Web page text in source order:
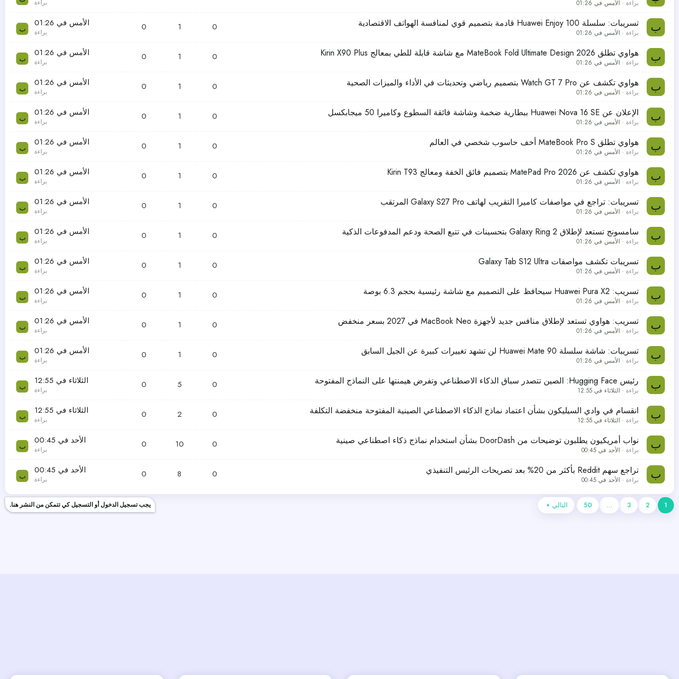
براءة الأمس في 01:26 براءة
ب تسريبات: سلسلة Huawei Enjoy 100 قادمة بتصميم قوي لمنافسة الهواتف الاقتصادية
براءة الأمس في 01:26
0
1
0 الأمس في 01:26
براءة ب
ب هواوي تطلق MateBook Fold Ultimate Design 2026 مع شاشة قابلة للطي بمعالج Kirin X90 Plus
براءة الأمس في 01:26
0
1
0 الأمس في 01:26
براءة ب
ب هواوي تكشف عن Watch GT 7 Pro بتصميم رياضي وتحديثات في الأداء والميزات الصحية
براءة الأمس في 01:26
0
1
0 الأمس في 01:26
براءة ب
ب الإعلان عن Huawei Nova 16 SE ببطارية ضخمة وشاشة فائقة السطوع وكاميرا 50 ميجابكسل
براءة الأمس في 01:26
0
1
0 الأمس في 01:26
براءة ب
ب هواوي تطلق MateBook Pro S أخف حاسوب شخصي في العالم
براءة الأمس في 01:26
0
1
0 الأمس في 01:26
براءة ب
ب هواوي تكشف عن MatePad Pro 2026 بتصميم فائق الخفة ومعالج Kirin T93
براءة الأمس في 01:26
0
1
0 الأمس في 01:26
براءة ب
ب تسريبات: تراجع في مواصفات كاميرا التقريب لهاتف Galaxy S27 Pro المرتقب
براءة الأمس في 01:26
0
1
0 الأمس في 01:26
براءة ب
ب سامسونج تستعد لإطلاق Galaxy Ring 2 بتحسينات في تتبع الصحة ودعم المدفوعات الذكية
براءة الأمس في 01:26
0
1
0 الأمس في 01:26
براءة ب
ب تسريبات تكشف مواصفات Galaxy Tab S12 Ultra
براءة الأمس في 01:26
0
1
0 الأمس في 01:26
براءة ب
ب تسريب: Huawei Pura X2 سيحافظ على التصميم مع شاشة رئيسية بحجم 6.3 بوصة
براءة الأمس في 01:26
0
1
0 الأمس في 01:26
براءة ب
ب تسريب: هواوي تستعد لإطلاق منافس جديد لأجهزة MacBook Neo في 2027 بسعر منخفض
براءة الأمس في 01:26
0
1
0 الأمس في 01:26
براءة ب
ب تسريبات: شاشة سلسلة Huawei Mate 90 لن تشهد تغييرات كبيرة عن الجيل السابق
براءة الأمس في 01:26
0
1
0 الأمس في 01:26
براءة ب
ب رئيس Hugging Face: الصين تتصدر سباق الذكاء الاصطناعي وتفرض هيمنتها على النماذج المفتوحة
براءة الثلاثاء في 12:55
0
5
0 الثلاثاء في 12:55
براءة ب
ب انقسام في وادي السيليكون بشأن اعتماد نماذج الذكاء الاصطناعي الصينية المفتوحة منخفضة التكلفة
براءة الثلاثاء في 12:55
0
2
0 الثلاثاء في 12:55
براءة ب
ب نواب أمريكيون يطلبون توضيحات من DoorDash بشأن استخدام نماذج ذكاء اصطناعي صينية
براءة الأحد في 00:45
0
10
0 الأحد في 00:45
براءة ب
ب تراجع سهم Reddit بأكثر من 20% بعد تصريحات الرئيس التنفيذي
براءة الأحد في 00:45
0
8
0 الأحد في 00:45
براءة ب
1
2
3
…
50 التالي يجب تسجيل الدخول أو التسجيل كي تتمكن من النشر هنا.